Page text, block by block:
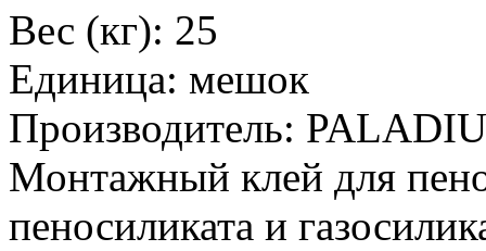
Вес (кг): 25
Единица: мешок
Производитель:
Монтажный клей для
пеносиликата и